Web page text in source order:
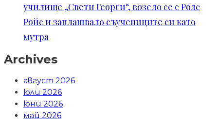
училище „Свети Георги“, возело се с Ролс
Ройс и заплашвало съучениците си като
мутра
Archives
август 2026
юли 2026
юни 2026
май 2026